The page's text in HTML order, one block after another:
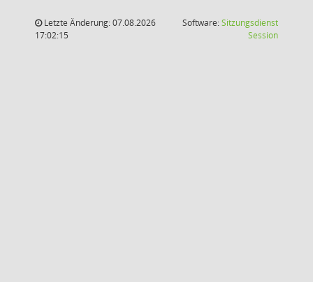
Letzte Änderung: 07.08.2026
17:02:15
Software:Sitzungsdienst
Session(Wird in